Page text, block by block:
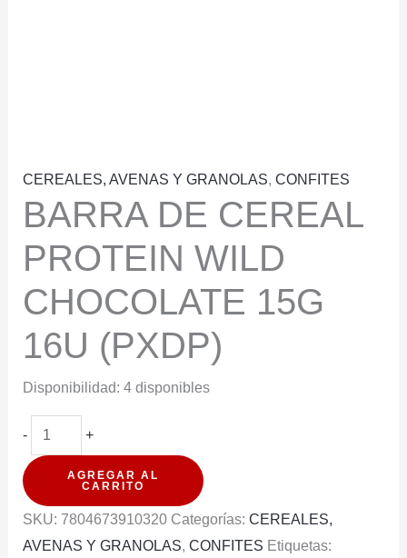
CEREALES, AVENAS Y GRANOLAS, CONFITES
BARRA DE CEREAL
PROTEIN WILD
CHOCOLATE 15G
16U (PXDP)
Disponibilidad: 4 disponibles
-
BARRA
DE
CEREAL
PROTEIN
+
AGREGAR AL
CARRITO
SKU: 7804673910320 Categorías: CEREALES,
AVENAS Y GRANOLAS, CONFITES Etiquetas: